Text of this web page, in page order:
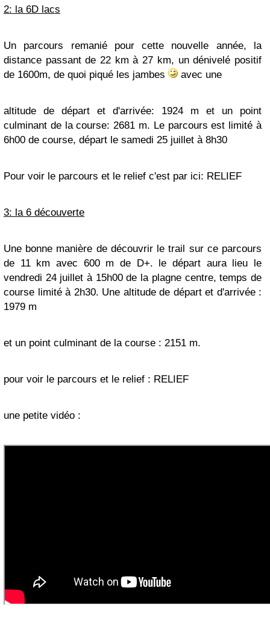
2: la 6D lacs
Un parcours remanié pour cette nouvelle année, la
distance passant de 22 km à 27 km, un dénivelé positif
de 1600m, de quoi piqué les jambes
avec une
altitude de départ et d'arrivée: 1924 m et un point
culminant de la course: 2681 m. Le parcours est limité à
6h00 de course, départ le samedi 25 juillet à 8h30
Pour voir le parcours et le relief c'est par ici: RELIEF
3: la 6 découverte
Une bonne manière de découvrir le trail sur ce parcours
de 11 km avec 600 m de D+. le départ aura lieu le
vendredi 24 juillet à 15h00 de la plagne centre, temps de
course limité à 2h30. Une altitude de départ et d'arrivée :
1979 m
et un point culminant de la course : 2151 m.
pour voir le parcours et le relief : RELIEF
une petite vidéo :